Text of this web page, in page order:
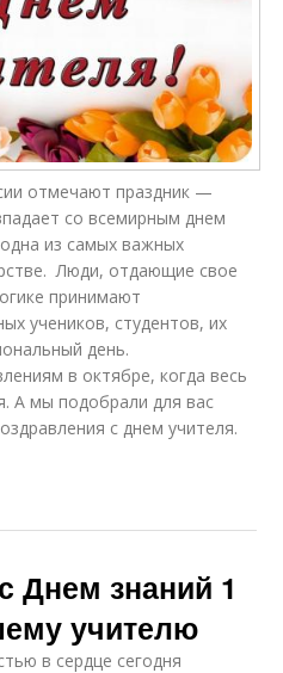
отмечают праздник —
со всемирным днем
из самых важных
Люди, отдающие свое
принимают
учеников, студентов, их
день.
в октябре, когда весь
А мы подобрали для вас
с днем учителя.
Днем знаний 1
учителю
в сердце сегодня